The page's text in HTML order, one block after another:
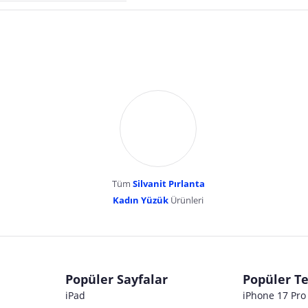
Tüm Silvanit Pırlanta
Kadın Yüzük Ürünleri
Popüler Sayfalar
iPad
Popüler
iPhone 17